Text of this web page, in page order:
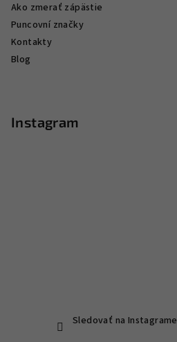
Ako zmerať zápästie
Puncovní značky
Kontakty
Blog
Instagram
Sledovať na Instagrame